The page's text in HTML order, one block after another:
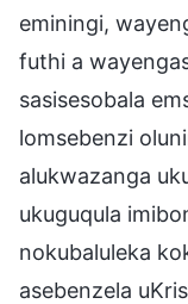
eminingi,
futhi a
sasisesobala
lomsebenzi
alukwazanga
ukuguqula
nokubaluleka
asebenzela